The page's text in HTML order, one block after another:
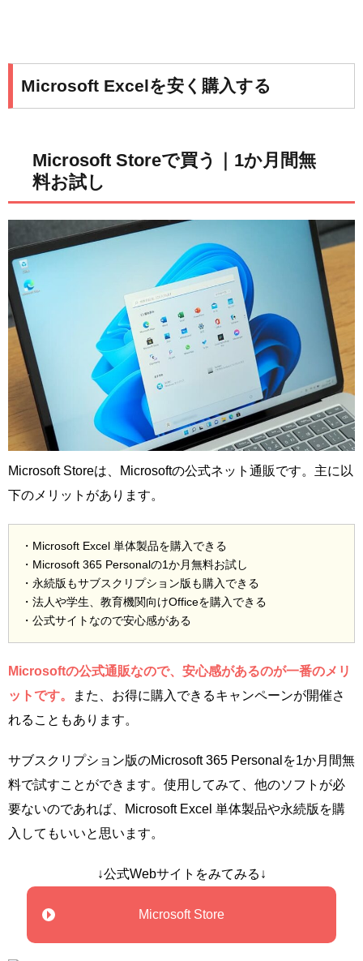
Microsoft Excelを安く購入する
Microsoft Storeで買う｜1か月間無
料お試し
Microsoft Storeは、Microsoftの公式ネット通販です。主に以
下のメリットがあります。
・Microsoft Excel 単体製品を購入できる
・Microsoft 365 Personalの1か月無料お試し
・永続版もサブスクリプション版も購入できる
・法人や学生、教育機関向けOfficeを購入できる
・公式サイトなので安心感がある
Microsoftの公式通販なので、安心感があるのが一番のメリ
ットです。
また、お得に購入できるキャンペーンが開催さ
れることもあります。
サブスクリプション版のMicrosoft 365 Personalを1か月間無
料で試すことができます。使用してみて、他のソフトが必
要ないのであれば、Microsoft Excel 単体製品や永続版を購
入してもいいと思います。
↓公式Webサイトをみてみる↓
Microsoft Store